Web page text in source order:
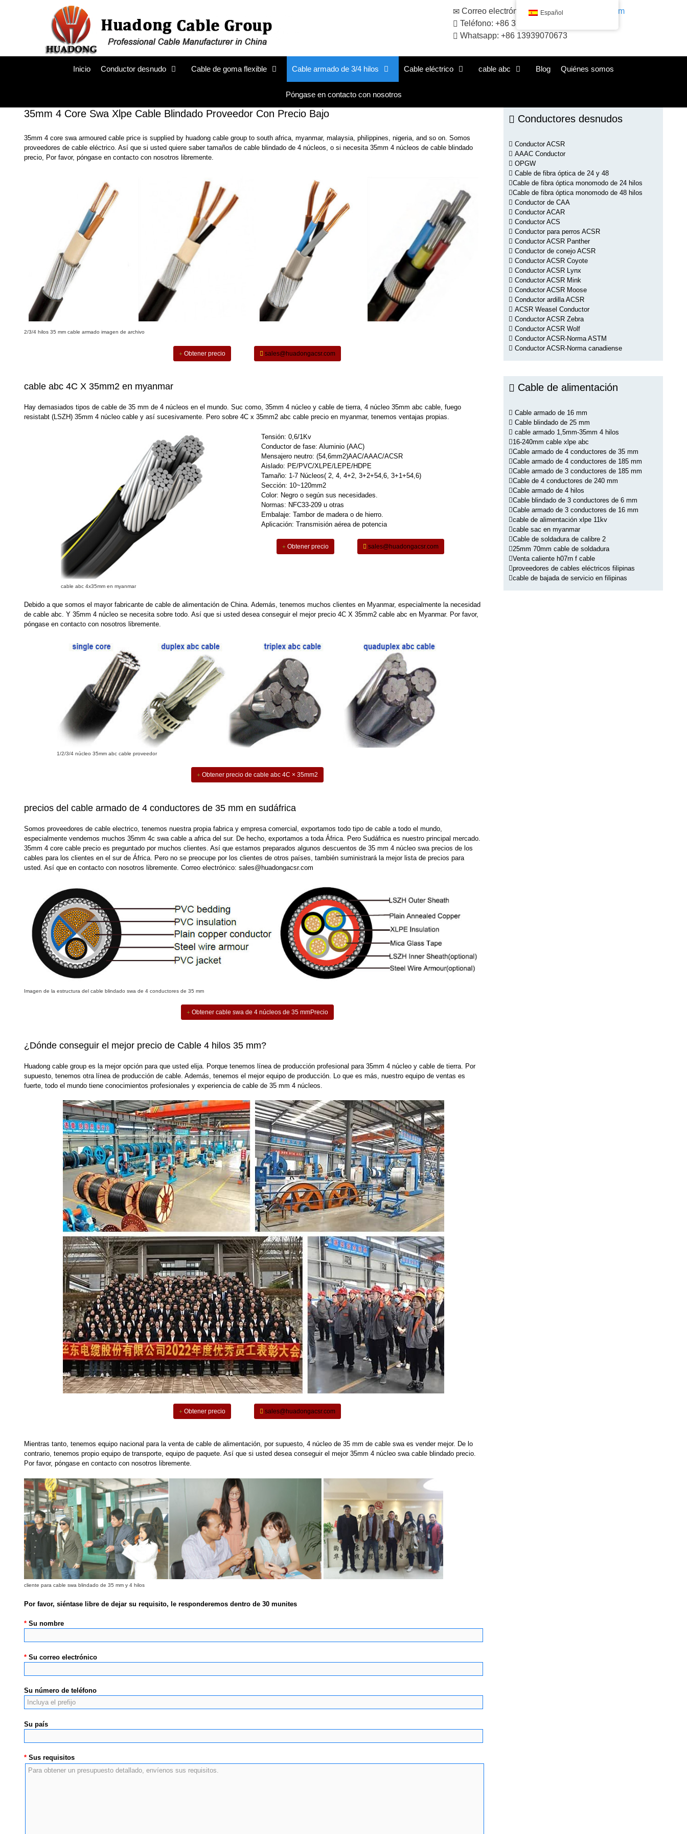
Correo electrónico:sales@huadongacsr.com
Teléfono: +86 371-86230866
Whatsapp: +86 13939070673
Inicio Conductor desnudo Cable de goma flexible Cable armado de 3/4 hilos Cable eléctrico cable abc Blog Quiénes somos
Póngase en contacto con nosotros
35mm 4 Core Swa Xlpe Cable Blindado Proveedor Con Precio Bajo
35mm 4 core swa armoured cable price is supplied by huadong cable group to south africa, myanmar, malaysia, philippines, nigeria, and so on. Somos
proveedores de cable eléctrico. Así que si usted quiere saber tamaños de cable blindado de 4 núcleos, o si necesita 35mm 4 núcleos de cable blindado
precio, Por favor, póngase en contacto con nosotros libremente.
2/3/4 hilos 35 mm cable armado imagen de archivo
Obtener precio sales@huadongacsr.com
cable abc 4C X 35mm2 en myanmar
Hay demasiados tipos de cable de 35 mm de 4 núcleos en el mundo. Suc como, 35mm 4 núcleo y cable de tierra, 4 núcleo 35mm abc cable, fuego
resistabt (LSZH) 35mm 4 núcleo cable y así sucesivamente. Pero sobre 4C x 35mm2 abc cable precio en myanmar, tenemos ventajas propias.
cable abc 4x35mm en myanmar
Tensión: 0,6/1Kv
Conductor de fase: Aluminio (AAC)
Mensajero neutro: (54,6mm2)AAC/AAAC/ACSR
Aislado: PE/PVC/XLPE/LEPE/HDPE
Tamaño: 1-7 Núcleos( 2, 4, 4+2, 3+2+54,6, 3+1+54,6)
Sección: 10~120mm2
Color: Negro o según sus necesidades.
Normas: NFC33-209 u otras
Embalaje: Tambor de madera o de hierro.
Aplicación: Transmisión aérea de potencia
Obtener precio sales@huadongacsr.com
Debido a que somos el mayor fabricante de cable de alimentación de China. Además, tenemos muchos clientes en Myanmar, especialmente la necesidad
de cable abc. Y 35mm 4 núcleo se necesita sobre todo. Así que si usted desea conseguir el mejor precio 4C X 35mm2 cable abc en Myanmar. Por favor,
póngase en contacto con nosotros libremente.
1/2/3/4 núcleo 35mm abc cable proveedor
Obtener precio de cable abc 4C × 35mm2
precios del cable armado de 4 conductores de 35 mm en sudáfrica
Somos proveedores de cable electrico, tenemos nuestra propia fabrica y empresa comercial, exportamos todo tipo de cable a todo el mundo,
especialmente vendemos muchos 35mm 4c swa cable a africa del sur. De hecho, exportamos a toda África. Pero Sudáfrica es nuestro principal mercado.
35mm 4 core cable precio es preguntado por muchos clientes. Así que estamos preparados algunos descuentos de 35 mm 4 núcleo swa precios de los
cables para los clientes en el sur de África. Pero no se preocupe por los clientes de otros países, también suministrará la mejor lista de precios para
usted. Así que en contacto con nosotros libremente. Correo electrónico: sales@huadongacsr.com
Imagen de la estructura del cable blindado swa de 4 conductores de 35 mm
Obtener cable swa de 4 núcleos de 35 mmPrecio
¿Dónde conseguir el mejor precio de Cable 4 hilos 35 mm?
Huadong cable group es la mejor opción para que usted elija. Porque tenemos línea de producción profesional para 35mm 4 núcleo y cable de tierra. Por
supuesto, tenemos otra línea de producción de cable. Además, tenemos el mejor equipo de producción. Lo que es más, nuestro equipo de ventas es
fuerte, todo el mundo tiene conocimientos profesionales y experiencia de cable de 35 mm 4 núcleos.
Obtener precio sales@huadongacsr.com
Mientras tanto, tenemos equipo nacional para la venta de cable de alimentación, por supuesto, 4 núcleo de 35 mm de cable swa es vender mejor. De lo
contrario, tenemos propio equipo de transporte, equipo de paquete. Así que si usted desea conseguir el mejor 35mm 4 núcleo swa cable blindado precio.
Por favor, póngase en contacto con nosotros libremente.
cliente para cable swa blindado de 35 mm y 4 hilos
Por favor, siéntase libre de dejar su requisito, le responderemos dentro de 30 munites
* Su nombre
* Su correo electrónico
Su número de teléfono
Su país
* Sus requisitos
Conductores desnudos
Conductor ACSR
AAAC Conductor
OPGW
Cable de fibra óptica de 24 y 48
Cable de fibra óptica monomodo de 24 hilos
Cable de fibra óptica monomodo de 48 hilos
Conductor de CAA
Conductor ACAR
Conductor ACS
Conductor para perros ACSR
Conductor ACSR Panther
Conductor de conejo ACSR
Conductor ACSR Coyote
Conductor ACSR Lynx
Conductor ACSR Mink
Conductor ACSR Moose
Conductor ardilla ACSR
ACSR Weasel Conductor
Conductor ACSR Zebra
Conductor ACSR Wolf
Conductor ACSR-Norma ASTM
Conductor ACSR-Norma canadiense
Cable de alimentación
Cable armado de 16 mm
Cable blindado de 25 mm
cable armado 1,5mm-35mm 4 hilos
16-240mm cable xlpe abc
Cable armado de 4 conductores de 35 mm
Cable armado de 4 conductores de 185 mm
Cable armado de 3 conductores de 185 mm
Cable de 4 conductores de 240 mm
Cable armado de 4 hilos
Cable blindado de 3 conductores de 6 mm
Cable armado de 3 conductores de 16 mm
cable de alimentación xlpe 11kv
cable sac en myanmar
Cable de soldadura de calibre 2
25mm 70mm cable de soldadura
Venta caliente h07rn f cable
proveedores de cables eléctricos filipinas
cable de bajada de servicio en filipinas
Español